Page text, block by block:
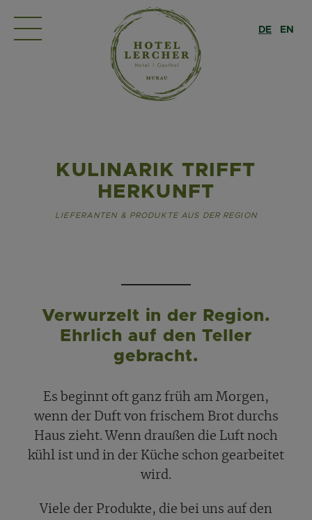
KULINARIK TRIFFT
HERKUNFT
LIEFERANTEN & PRODUKTE AUS DER REGION
Verwurzelt in der Region.
Ehrlich auf den Teller
gebracht.
Es beginnt oft ganz früh am Morgen,
wenn der Duft von frischem Brot durchs
Haus zieht. Wenn draußen die Luft noch
kühl ist und in der Küche schon gearbeitet
wird.
Viele der Produkte, die bei uns auf den
DE EN